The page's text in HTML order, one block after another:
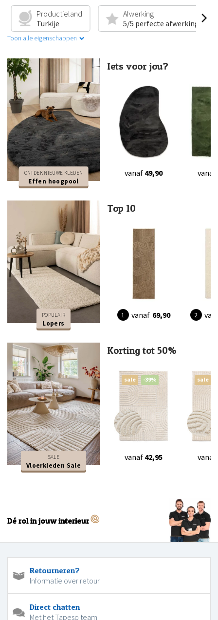
Productieland
Turkije
Afwerking
5/5 perfecte afwerking
Toon alle eigenschappen
ONTDEK NIEUWE KLEDEN
Effen hoogpool
Iets voor jou?
vanaf 49,90 vanaf
POPULAIR
Lopers
Top 10
vanaf 69,90
SALE
Vloerkleden Sale
Korting tot 50%
sale -39%
vanaf 42,95
sale
vanaf
Dé rol in jouw interieur
Retourneren?
Informatie over retour
Direct chatten
Met het Tapeso team